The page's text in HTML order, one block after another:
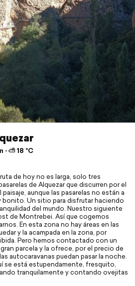
⛅ 18 °C
de hoy no es larga, solo tres
de Alquezar que discurren por el
paisaje, aunque las pasarelas no están a
bonito. Un sitio para disfrutar haciendo
del mundo. Nuestro siguiente
de Montrebei. Así que cogemos
En esta zona no hay áreas en las
y la acampada en la zona, por
Pero hemos contactado con un
parcela y la ofrece, por el precio de
autocaravanas puedan pasar la noche.
se está estupendamente, fresquito,
tranquilamente y contando ovejitas